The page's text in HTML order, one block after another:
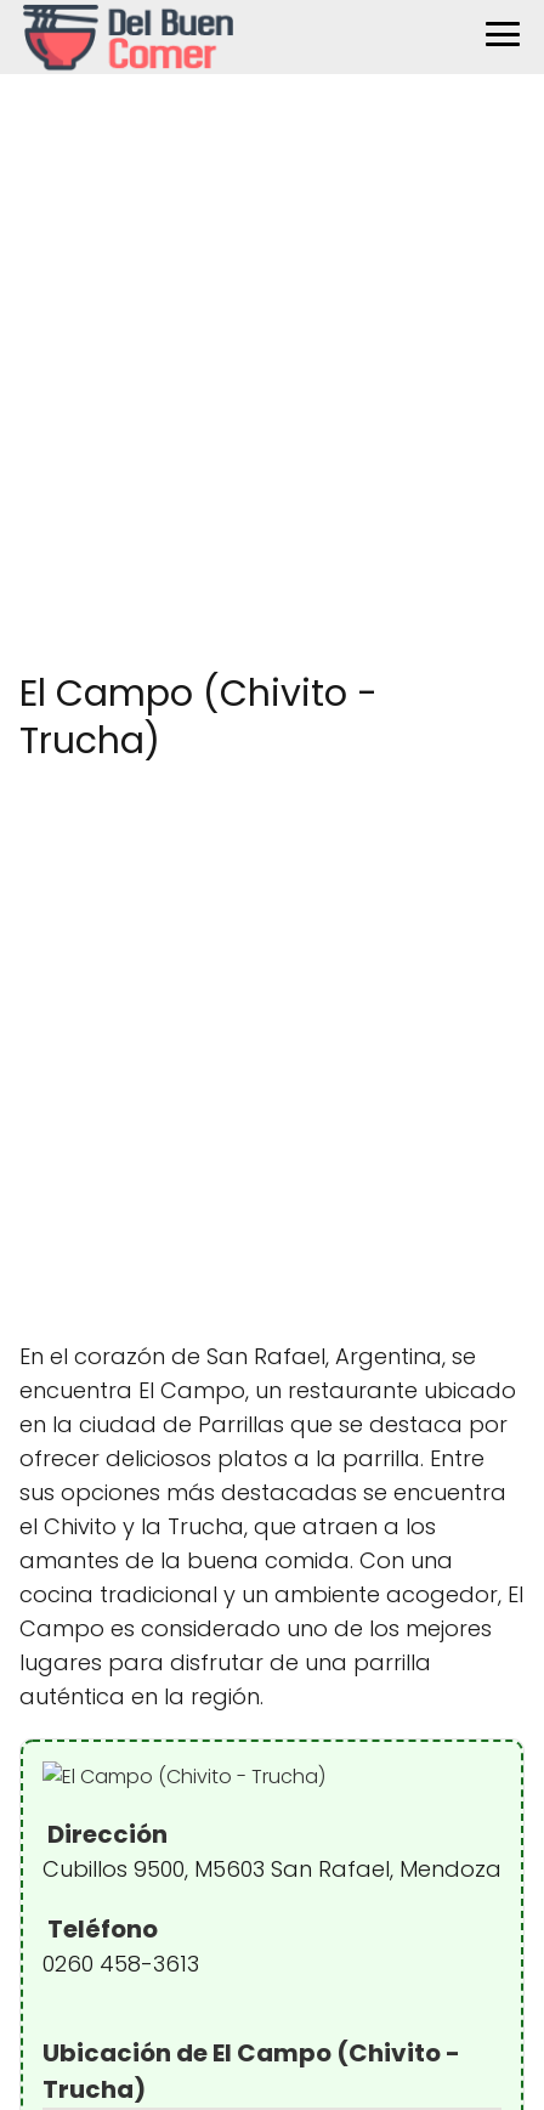
El Campo (Chivito -
Trucha)
En el corazón de San Rafael, Argentina, se
encuentra El Campo, un restaurante ubicado
en la ciudad de Parrillas que se destaca por
ofrecer deliciosos platos a la parrilla. Entre
sus opciones más destacadas se encuentra
el Chivito y la Trucha, que atraen a los
amantes de la buena comida. Con una
cocina tradicional y un ambiente acogedor, El
Campo es considerado uno de los mejores
lugares para disfrutar de una parrilla
auténtica en la región.
Dirección
Cubillos 9500, M5603 San Rafael, Mendoza
Teléfono
0260 458-3613
Ubicación de El Campo (Chivito -
Trucha)